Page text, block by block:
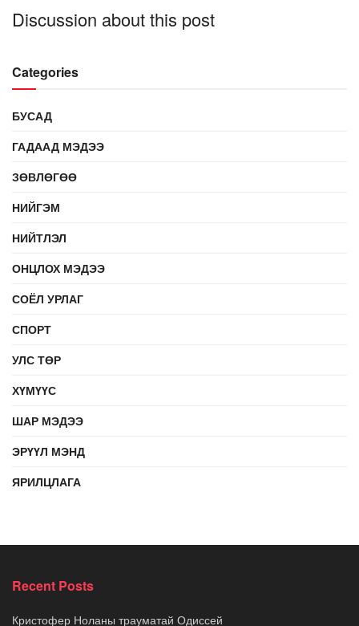
Discussion about this post
Categories
БУСАД
ГАДААД МЭДЭЭ
ЗӨВЛӨГӨӨ
НИЙГЭМ
НИЙТЛЭЛ
ОНЦЛОХ МЭДЭЭ
СОЁЛ УРЛАГ
СПОРТ
УЛС ТӨР
ХҮМҮҮС
ШАР МЭДЭЭ
ЭРҮҮЛ МЭНД
ЯРИЛЦЛАГА
Recent Posts
Кристофер Ноланы трауматай Одиссей